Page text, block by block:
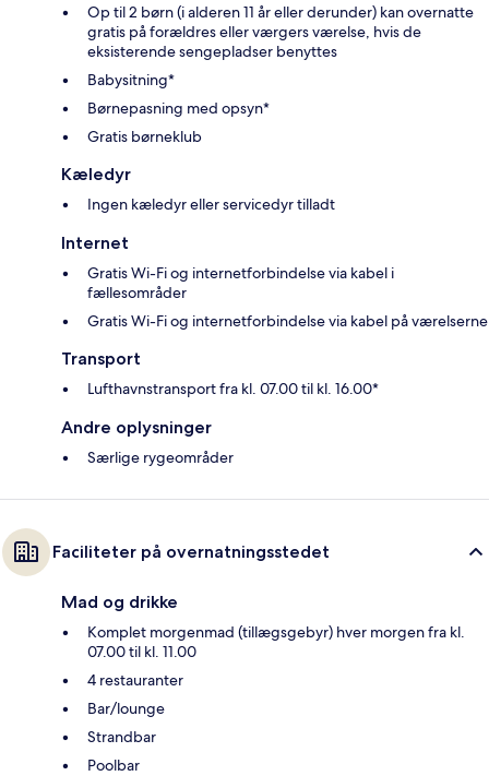
Op til 2 børn (i alderen 11 år eller derunder) kan overnatte
gratis på forældres eller værgers værelse, hvis de
eksisterende sengepladser benyttes
Babysitning*
Børnepasning med opsyn*
Gratis børneklub
Kæledyr
Ingen kæledyr eller servicedyr tilladt
Internet
Gratis Wi-Fi og internetforbindelse via kabel i
fællesområder
Gratis Wi-Fi og internetforbindelse via kabel på værelserne
Transport
Lufthavnstransport fra kl. 07.00 til kl. 16.00*
Andre oplysninger
Særlige rygeområder
Faciliteter på overnatningsstedet
Mad og drikke
Komplet morgenmad (tillægsgebyr) hver morgen fra kl.
07.00 til kl. 11.00
4 restauranter
Bar/lounge
Strandbar
Poolbar